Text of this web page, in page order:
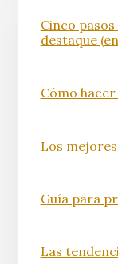
Cinco
destaque
Cómo
Los
Guía para
Las